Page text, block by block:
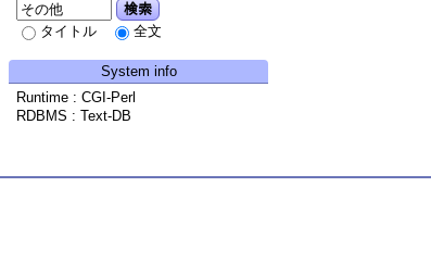
検索
タイトル 全文
System info
Runtime : CGI-Perl
RDBMS : Text-DB